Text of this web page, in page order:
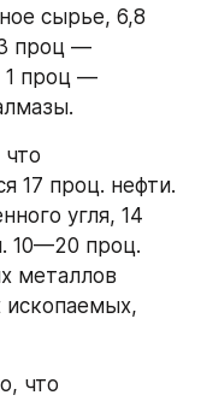
сырье, 6,8
проц —
1 проц —
что
17 проц. нефти.
угля, 14
10—20 проц.
металлов
ископаемых,
что